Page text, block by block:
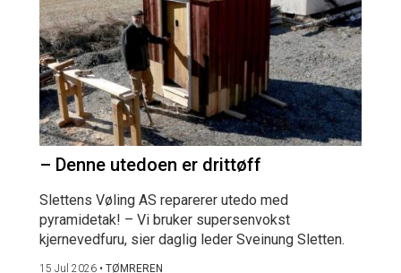
– Denne utedoen er drittøff
Slettens Vøling AS reparerer utedo med
pyramidetak! – Vi bruker supersenvokst
kjernevedfuru, sier daglig leder Sveinung Sletten.
15 Jul 2026 • TØMREREN